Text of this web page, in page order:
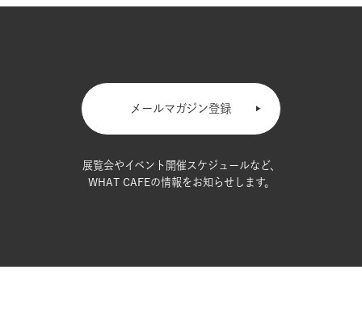
メールマガジン登録
展覧会やイベント開催スケジュールなど、
WHAT CAFEの情報をお知らせします。